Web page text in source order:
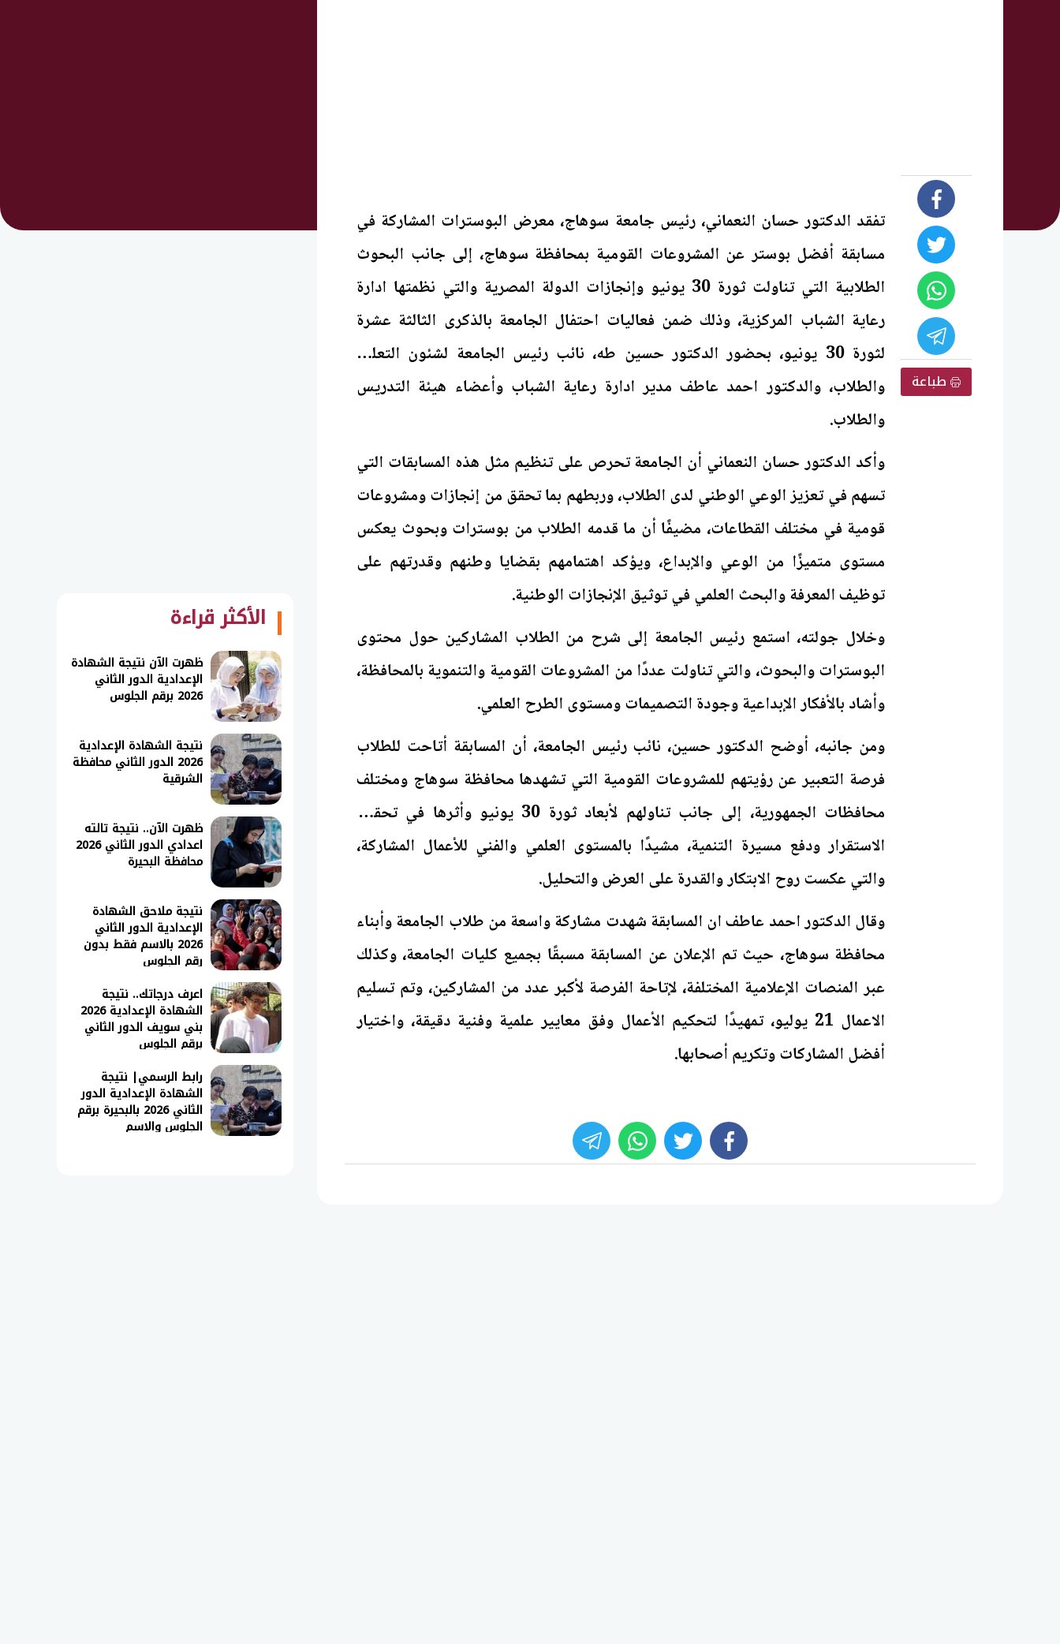
طباعة
تفقد الدكتور حسان النعماني، رئيس جامعة سوهاج، معرض البوسترات المشاركة في
مسابقة أفضل بوستر عن المشروعات القومية بمحافظة سوهاج، إلى جانب البحوث
الطلابية التي تناولت ثورة 30 يونيو وإنجازات الدولة المصرية والتي نظمتها ادارة
رعاية الشباب المركزية، وذلك ضمن فعاليات احتفال الجامعة بالذكرى الثالثة عشرة
لثورة 30 يونيو، بحضور الدكتور حسين طه، نائب رئيس الجامعة لشئون التعليم
والطلاب، والدكتور احمد عاطف مدير ادارة رعاية الشباب وأعضاء هيئة التدريس
والطلاب.
وأكد الدكتور حسان النعماني أن الجامعة تحرص على تنظيم مثل هذه المسابقات التي
تسهم في تعزيز الوعي الوطني لدى الطلاب، وربطهم بما تحقق من إنجازات ومشروعات
قومية في مختلف القطاعات، مضيفًا أن ما قدمه الطلاب من بوسترات وبحوث يعكس
مستوى متميزًا من الوعي والإبداع، ويؤكد اهتمامهم بقضايا وطنهم وقدرتهم على
توظيف المعرفة والبحث العلمي في توثيق الإنجازات الوطنية.
وخلال جولته، استمع رئيس الجامعة إلى شرح من الطلاب المشاركين حول محتوى
البوسترات والبحوث، والتي تناولت عددًا من المشروعات القومية والتنموية بالمحافظة،
وأشاد بالأفكار الإبداعية وجودة التصميمات ومستوى الطرح العلمي.
ومن جانبه، أوضح الدكتور حسين، نائب رئيس الجامعة، أن المسابقة أتاحت للطلاب
فرصة التعبير عن رؤيتهم للمشروعات القومية التي تشهدها محافظة سوهاج ومختلف
محافظات الجمهورية، إلى جانب تناولهم لأبعاد ثورة 30 يونيو وأثرها في تحقيق
الاستقرار ودفع مسيرة التنمية، مشيدًا بالمستوى العلمي والفني للأعمال المشاركة،
والتي عكست روح الابتكار والقدرة على العرض والتحليل.
وقال الدكتور احمد عاطف ان المسابقة شهدت مشاركة واسعة من طلاب الجامعة وأبناء
محافظة سوهاج، حيث تم الإعلان عن المسابقة مسبقًا بجميع كليات الجامعة، وكذلك
عبر المنصات الإعلامية المختلفة، لإتاحة الفرصة لأكبر عدد من المشاركين، وتم تسليم
الاعمال 21 يوليو، تمهيدًا لتحكيم الأعمال وفق معايير علمية وفنية دقيقة، واختيار
أفضل المشاركات وتكريم أصحابها.
facebook
twitter
whats
الأكثر قراءة
ظهرت الآن نتيجة الشهادة
الإعدادية الدور الثاني
2026 برقم الجلوس
نتيجة الشهادة الإعدادية
2026 الدور الثاني محافظة
الشرقية
ظهرت الآن.. نتيجة تالته
اعدادي الدور الثاني 2026
محافظة البحيرة
نتيجة ملاحق الشهادة
الإعدادية الدور الثاني
2026 بالاسم فقط بدون
رقم الجلوس
اعرف درجاتك.. نتيجة
الشهادة الإعدادية 2026
بني سويف الدور الثاني
برقم الجلوس
رابط الرسمي| نتيجة
الشهادة الإعدادية الدور
الثاني 2026 بالبحيرة برقم
الجلوس والاسم